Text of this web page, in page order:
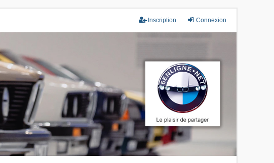
Connexion
Inscription